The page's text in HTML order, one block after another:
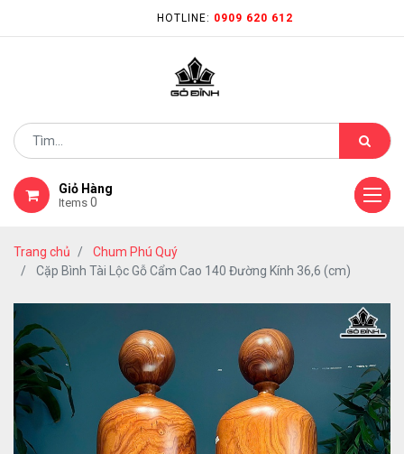
HOTLINE: 0909 620 612
Giỏ Hàng
Items 0
Trang chủ
Chum Phú Quý
Cặp Bình Tài Lộc Gỗ Cẩm Cao 140 Đường Kính 36,6 (cm)